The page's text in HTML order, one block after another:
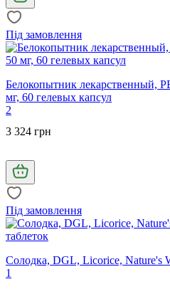
Під замовлення
Белокопытник лекарственный,
мг, 60 гелевых капсул
2
3 324 грн
Під замовлення
Солодка, DGL, Licorice, Nature's
1